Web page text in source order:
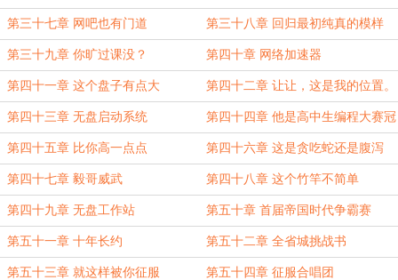
第三十七章 网吧也有门道 第三十八章 回归最初纯真的模样
第三十九章 你旷过课没？ 第四十章 网络加速器
第四十一章 这个盘子有点大 第四十二章 让让，这是我的位置。
第四十三章 无盘启动系统 第四十四章 他是高中生编程大赛冠
军？
第四十五章 比你高一点点 第四十六章 这是贪吃蛇还是腹泻
蛇？
第四十七章 毅哥威武 第四十八章 这个竹竿不简单
第四十九章 无盘工作站 第五十章 首届帝国时代争霸赛
第五十一章 十年长约 第五十二章 全省城挑战书
第五十三章 就这样被你征服 第五十四章 征服合唱团